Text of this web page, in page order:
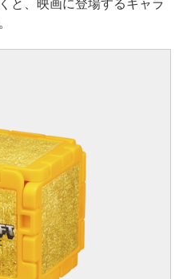
と、映画に登場するキャラ